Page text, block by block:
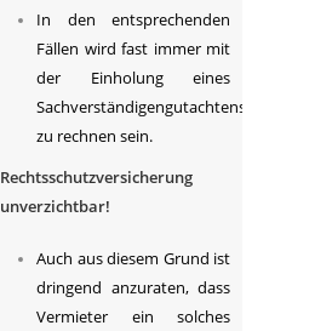
In den entsprechenden
Fällen wird fast immer mit
der Einholung eines
Sachverständigengutachtens
zu rechnen sein.
Rechtsschutzversicherung
unverzichtbar!
Auch aus diesem Grund ist
dringend anzuraten, dass
Vermieter ein solches